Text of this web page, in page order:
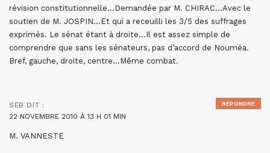
révision constitutionnelle…Demandée par M. CHIRAC…Avec le
soutien de M. JOSPIN…Et qui a receuilli les 3/5 des suffrages
exprimés. Le sénat étant à droite…Il est assez simple de
comprendre que sans les sénateurs, pas d’accord de Nouméa.
Bref, gauche, droite, centre…Même combat.
SEB DIT :
22 NOVEMBRE 2010 À 13 H 01 MIN
M. VANNESTE
RÉPONDRE